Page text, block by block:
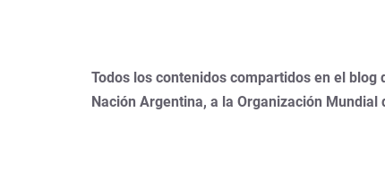
Todos los contenidos compartidos en el blog
Nación Argentina, a la Organización Mundial